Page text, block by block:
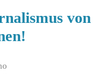
von